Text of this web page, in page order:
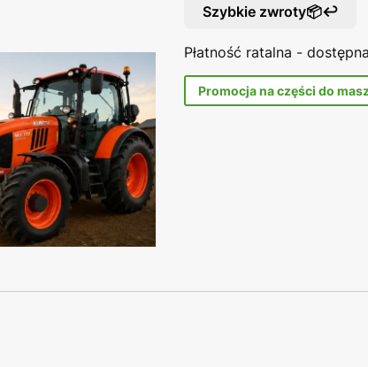
Szybkie zwroty📦↩️
Płatność ratalna -
Promocja na części do